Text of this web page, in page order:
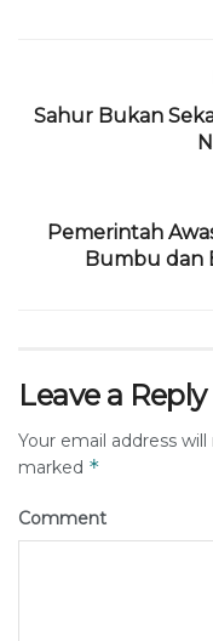
Sahur Bukan
Pemerintah
Bumbu dan
Leave a Reply
Your email address
marked *
Comment